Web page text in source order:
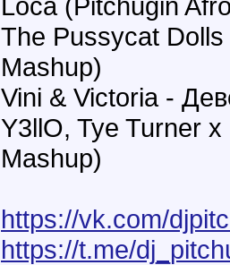
The Pussycat
Mashup)
Vini & Victoria -
Y3llO, Tye Turner
Mashup)
https://vk.com/
https://t.me/